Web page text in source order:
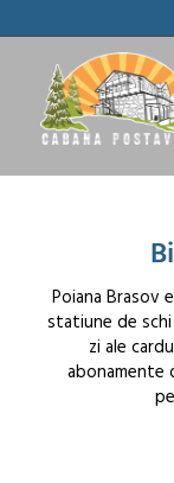
Poiana Brasov
statiune de
zi ale
abonamente